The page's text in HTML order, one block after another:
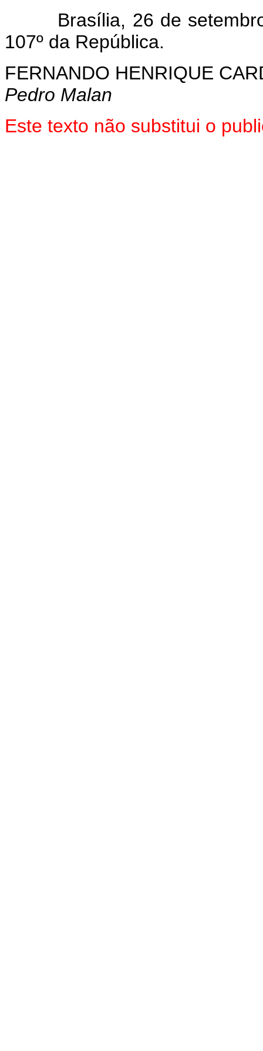
Brasília, 26 de setembro
107º da República.
FERNANDO HENRIQUE
Pedro Malan
Este texto não substitui o